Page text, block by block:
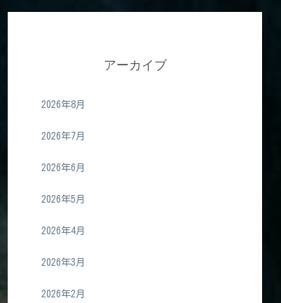
アーカイブ
2026年8月
2026年7月
2026年6月
2026年5月
2026年4月
2026年3月
2026年2月